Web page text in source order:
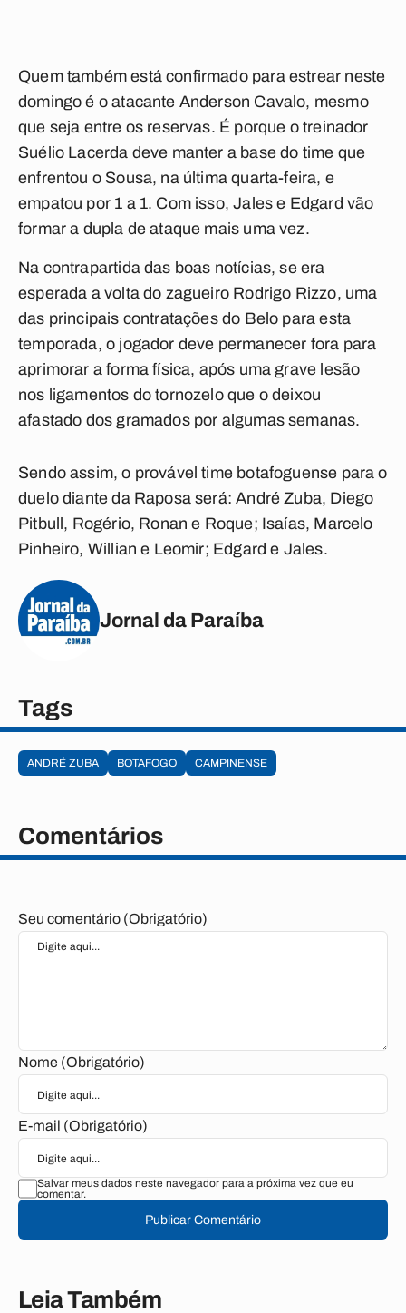
Quem também está confirmado para estrear neste
domingo é o atacante Anderson Cavalo, mesmo
que seja entre os reservas. É porque o treinador
Suélio Lacerda deve manter a base do time que
enfrentou o Sousa, na última quarta-feira, e
empatou por 1 a 1. Com isso, Jales e Edgard vão
formar a dupla de ataque mais uma vez.
Na contrapartida das boas notícias, se era
esperada a volta do zagueiro Rodrigo Rizzo, uma
das principais contratações do Belo para esta
temporada, o jogador deve permanecer fora para
aprimorar a forma física, após uma grave lesão
nos ligamentos do tornozelo que o deixou
afastado dos gramados por algumas semanas.
Sendo assim, o provável time botafoguense para o
duelo diante da Raposa será: André Zuba, Diego
Pitbull, Rogério, Ronan e Roque; Isaías, Marcelo
Pinheiro, Willian e Leomir; Edgard e Jales.
Jornal da Paraíba
Tags
ANDRÉ ZUBA BOTAFOGO CAMPINENSE
Comentários
Seu comentário (Obrigatório)
Nome (Obrigatório)
E-mail (Obrigatório)
Salvar meus dados neste navegador para a próxima vez que eu
comentar.
Publicar Comentário
Leia Também